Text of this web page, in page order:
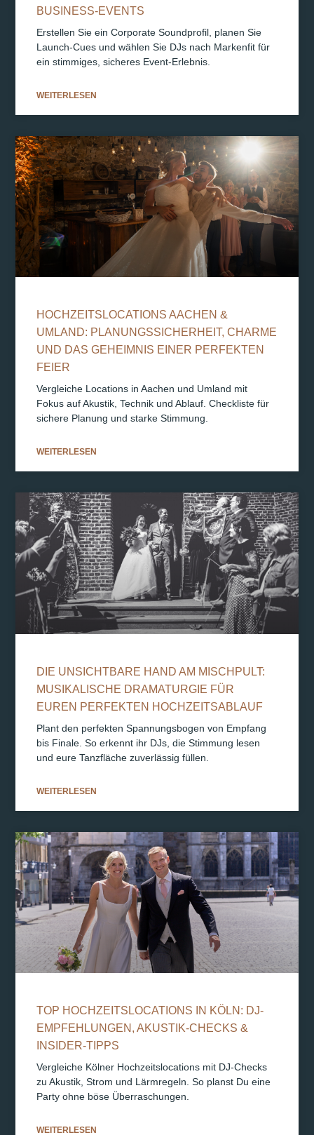
BUSINESS-EVENTS
Erstellen Sie ein Corporate Soundprofil, planen Sie
Launch-Cues und wählen Sie DJs nach Markenfit für
ein stimmiges, sicheres Event-Erlebnis.
WEITERLESEN
HOCHZEITSLOCATIONS AACHEN &
UMLAND: PLANUNGSSICHERHEIT, CHARME
UND DAS GEHEIMNIS EINER PERFEKTEN
FEIER
Vergleiche Locations in Aachen und Umland mit
Fokus auf Akustik, Technik und Ablauf. Checkliste für
sichere Planung und starke Stimmung.
WEITERLESEN
DIE UNSICHTBARE HAND AM MISCHPULT:
MUSIKALISCHE DRAMATURGIE FÜR
EUREN PERFEKTEN HOCHZEITSABLAUF
Plant den perfekten Spannungsbogen von Empfang
bis Finale. So erkennt ihr DJs, die Stimmung lesen
und eure Tanzfläche zuverlässig füllen.
WEITERLESEN
TOP HOCHZEITSLOCATIONS IN KÖLN: DJ-
EMPFEHLUNGEN, AKUSTIK-CHECKS &
INSIDER-TIPPS
Vergleiche Kölner Hochzeitslocations mit DJ-Checks
zu Akustik, Strom und Lärmregeln. So planst Du eine
Party ohne böse Überraschungen.
WEITERLESEN